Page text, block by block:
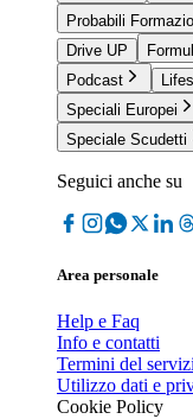
Probabili
Drive UP
Podcast
Speciali Europei
Speciale Scudetti
Seguici anche su
Area personale
Help e Faq
Info e contatti
Termini del
Utilizzo dati e
Cookie Policy